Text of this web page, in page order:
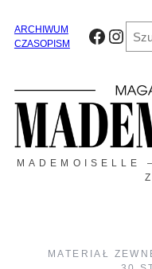
treściARCHIWUM
CZASOPISM
MADEMOISELLE
MATERIAŁ